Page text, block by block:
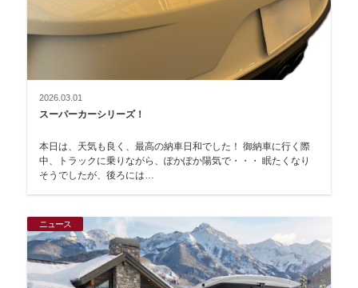
2026.03.01
スーパーカーシリーズ！
本日は、天気も良く、最高の納車日和でした！ 御納車に行く際
中、トラックに乗りながら、ぽかぽか陽気で・・・ 眠たくなり
そうでしたが、後ろには…
ニュース